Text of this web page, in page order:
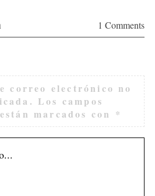
1 Comments
correo electrónico no
Los campos
marcados con *